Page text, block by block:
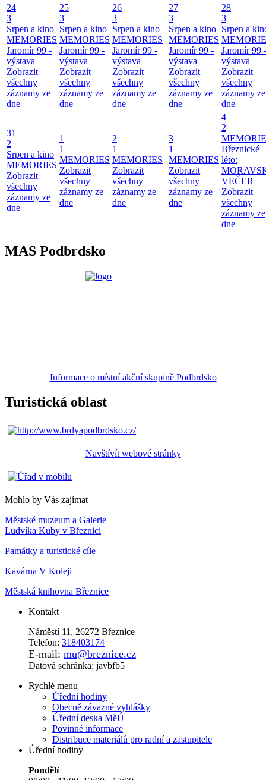
24
3
Srpen a kino
MEMORIES
Jaromír 99 -
výstava
Zobrazit
všechny
záznamy ze
dne
25
3
Srpen a kino
MEMORIES
Jaromír 99 -
výstava
Zobrazit
všechny
záznamy ze
dne
26
3
Srpen a kino
MEMORIES
Jaromír 99 -
výstava
Zobrazit
všechny
záznamy ze
dne
27
3
Srpen a kino
MEMORIES
Jaromír 99 -
výstava
Zobrazit
všechny
záznamy ze
dne
28
3
Srpen a
Jaromír 99 -
výstava
Zobrazit
všechny
záznamy ze
dne
31
2
Srpen a kino
MEMORIES
Zobrazit
všechny
záznamy ze
dne
1
1
MEMORIES
Zobrazit
všechny
záznamy ze
dne
2
1
MEMORIES
Zobrazit
všechny
záznamy ze
dne
3
1
MEMORIES
Zobrazit
všechny
záznamy ze
dne
4
2
Březnické
léto:
VEČER
Zobrazit
všechny
záznamy ze
dne
MAS Podbrdsko
Informace o místní akční skupině Podbrdsko
Turistická oblast
Navštívít webové stránky
Mohlo by Vás zajímat
Městské muzeum a Galerie
Ludvíka Kuby v Březnici
Památky a turistické cíle
Kavárna V Koleji
Městská knihovna Březnice
Kontakt
Náměstí 11, 26272 Březnice
Telefon: 318403174
E-mail: mu@breznice.cz
Datová schránka: javbfb5
Rychlé menu
Úřední hodiny
Obecně závazné vyhlášky
Úřední deska MěÚ
Povinné informace
Distribuce materiálů pro radní a zastupitele
Úřední hodiny
Pondělí